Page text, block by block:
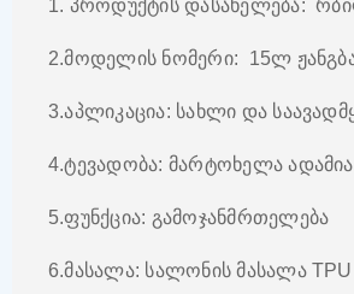
1. პროდუქტის დასახელება:
2.მოდელის ნომერი: 15ლ
3.აპლიკაცია: სახლი და
4.ტევადობა: მარტოხელა
5.ფუნქცია: გამოჯანმრთელება
6.მასალა: სალონის მასალა TPU